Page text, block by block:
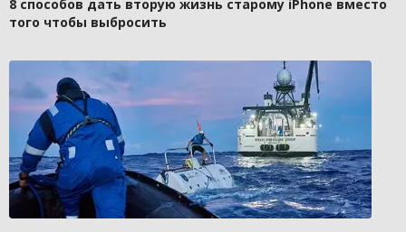
8 способов дать вторую жизнь старому iPhone вместо
того чтобы выбросить